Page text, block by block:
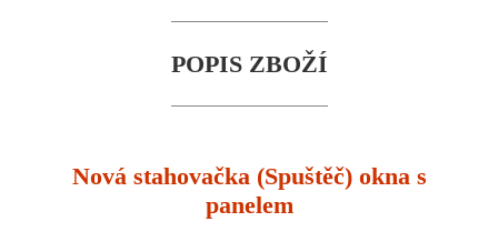
POPIS ZBOŽÍ
Nová stahovačka (Spuštěč) okna s
panelem